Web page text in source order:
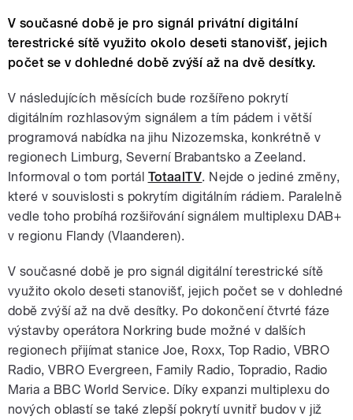
V současné době je pro signál privátní digitální
terestrické sítě využito okolo deseti stanovišť, jejich
počet se v dohledné době zvýší až na dvě desítky.
V následujících měsících bude rozšířeno pokrytí
digitálním rozhlasovým signálem a tím pádem i větší
programová nabídka na jihu Nizozemska, konkrétně v
regionech Limburg, Severní Brabantsko a Zeeland.
Informoval o tom portál TotaalTV. Nejde o jediné změny,
které v souvislosti s pokrytím digitálním rádiem. Paralelně
vedle toho probíhá rozšiřování signálem multiplexu DAB+
v regionu Flandy (Vlaanderen).
V současné době je pro signál digitální terestrické sítě
využito okolo deseti stanovišť, jejich počet se v dohledné
době zvýší až na dvě desítky. Po dokončení čtvrté fáze
výstavby operátora Norkring bude možné v dalších
regionech přijímat stanice Joe, Roxx, Top Radio, VBRO
Radio, VBRO Evergreen, Family Radio, Topradio, Radio
Maria a BBC World Service. Díky expanzi multiplexu do
nových oblastí se také zlepší pokrytí uvnitř budov v již